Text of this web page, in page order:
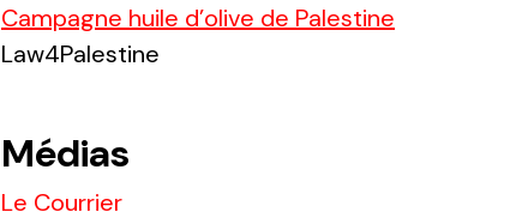
Campagne huile d’olive de Palestine
Law4Palestine
Médias
Le Courrier